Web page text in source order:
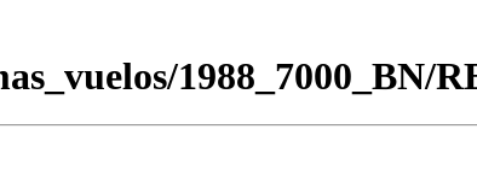
1988_7000_BN/